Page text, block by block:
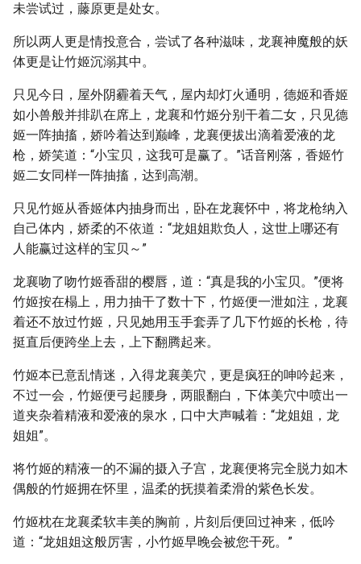
未尝试过，藤原更是处女。
所以两人更是情投意合，尝试了各种滋味，龙襄神魔般的妖
体更是让竹姬沉溺其中。
只见今日，屋外阴霾着天气，屋内却灯火通明，德姬和香姬
如小兽般并排趴在席上，龙襄和竹姬分别干着二女，只见德
姬一阵抽搐，娇吟着达到巅峰，龙襄便拔出滴着爱液的龙
枪，娇笑道：“小宝贝，这我可是赢了。”话音刚落，香姬竹
姬二女同样一阵抽搐，达到高潮。
只见竹姬从香姬体内抽身而出，卧在龙襄怀中，将龙枪纳入
自己体内，娇柔的不依道：“龙姐姐欺负人，这世上哪还有
人能赢过这样的宝贝～”
龙襄吻了吻竹姬香甜的樱唇，道：“真是我的小宝贝。”便将
竹姬按在榻上，用力抽干了数十下，竹姬便一泄如注，龙襄
着还不放过竹姬，只见她用玉手套弄了几下竹姬的长枪，待
挺直后便跨坐上去，上下翻腾起来。
竹姬本已意乱情迷，入得龙襄美穴，更是疯狂的呻吟起来，
不过一会，竹姬便弓起腰身，两眼翻白，下体美穴中喷出一
道夹杂着精液和爱液的泉水，口中大声喊着：“龙姐姐，龙
姐姐”。
将竹姬的精液一的不漏的摄入子宫，龙襄便将完全脱力如木
偶般的竹姬拥在怀里，温柔的抚摸着柔滑的紫色长发。
竹姬枕在龙襄柔软丰美的胸前，片刻后便回过神来，低吟
道：“龙姐姐这般厉害，小竹姬早晚会被您干死。”